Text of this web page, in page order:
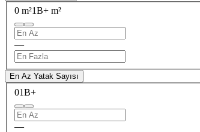
0 m²1B+ m²
—
En Az Yatak Sayısı
01B+
—